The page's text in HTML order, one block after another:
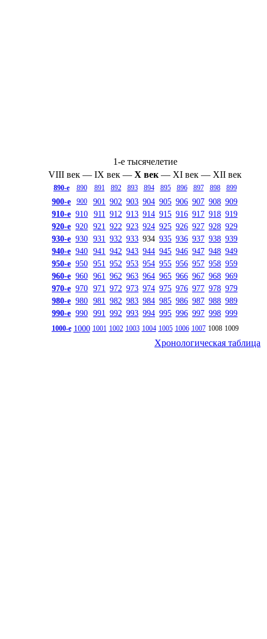
1-е тысячелетие
VIII век — IX век — X век — XI век — XII век
890-е 890 891 892 893 894 895 896 897 898 899
900-е 900 901 902 903 904 905 906 907 908 909
910-е 910 911 912 913 914 915 916 917 918 919
920-е 920 921 922 923 924 925 926 927 928 929
930-е 930 931 932 933 934 935 936 937 938 939
940-е 940 941 942 943 944 945 946 947 948 949
950-е 950 951 952 953 954 955 956 957 958 959
960-е 960 961 962 963 964 965 966 967 968 969
970-е 970 971 972 973 974 975 976 977 978 979
980-е 980 981 982 983 984 985 986 987 988 989
990-е 990 991 992 993 994 995 996 997 998 999
1000-е 1000 1001 1002 1003 1004 1005 1006 1007 1008 1009
Хронологическая таблица